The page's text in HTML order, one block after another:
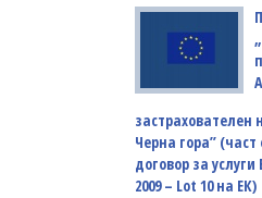
застрахователен
Черна гора”
договор за
2009 – Lot 10 на ЕК)